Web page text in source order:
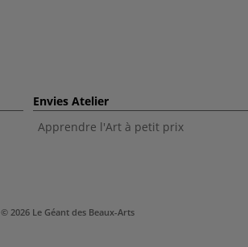
Envies Atelier
Apprendre l'Art à petit prix
© 2026 Le Géant des Beaux-Arts